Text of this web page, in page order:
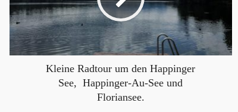
Kleine Radtour um den Happinger
See, Happinger-Au-See und
Floriansee.